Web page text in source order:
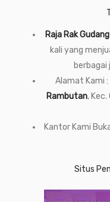
Raja Rak Gudang
kali yang
berbagai
Alamat Kami
Rambutan,
Kantor Kami
Situs